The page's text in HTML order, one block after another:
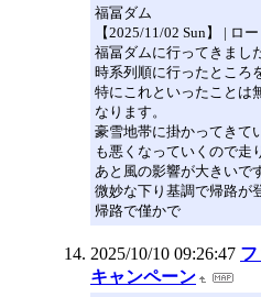
福冨ダム
【2025/11/02 Sun】 | ロ
福冨ダムに行ってきまし
時系列順に行ったところ
特にこれといったことは
なります。
豪雪地帯に掛かってきて
も悪くなっていくので走
あと風の影響が大きいで
微妙な下り基調で帰路が
帰路で僅かで
2025/10/10 09:26:47
キャンペーン